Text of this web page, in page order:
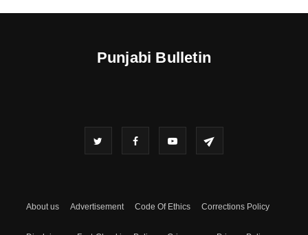
Punjabi Bulletin
About us Advertisement Code Of Ethics Corrections Policy